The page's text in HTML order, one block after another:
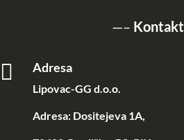
—– Kontakt
 Adresa
Lipovac-GG d.o.o.
Adresa: Dositejeva 1A,